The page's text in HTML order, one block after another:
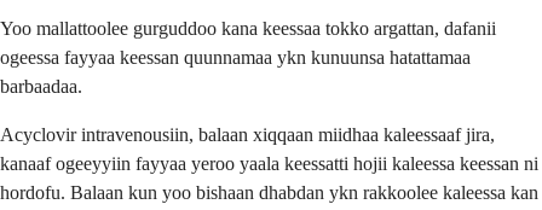
Yoo mallattoolee gurguddoo kana keessaa tokko argattan, dafanii
ogeessa fayyaa keessan quunnamaa ykn kunuunsa hatattamaa
barbaadaa.
Acyclovir intravenousiin, balaan xiqqaan miidhaa kaleessaaf jira,
kanaaf ogeeyyiin fayyaa yeroo yaala keessatti hojii kaleessa keessan ni
hordofu. Balaan kun yoo bishaan dhabdan ykn rakkoolee kaleessa kan